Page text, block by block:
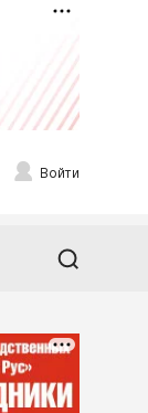
Войти